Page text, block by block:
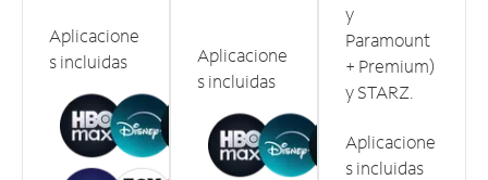
Aplicacione
s incluidas
Aplicacione
s incluidas
y
Paramount
+ Premium)
y STARZ.
Aplicacione
s incluidas